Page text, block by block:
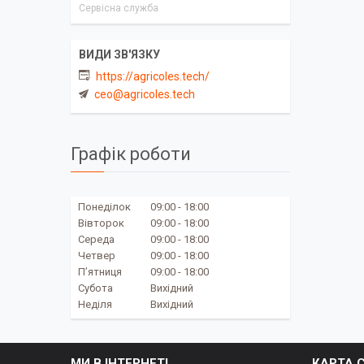
Сервісна служба
https://agricoles.tech/
ceo@agricoles.tech
Графік роботи
Понеділок 09:00
18:00
Вівторок
09:00
18:00
Середа
09:00
18:00
Четвер
09:00
18:00
Пʼятниця
09:00
18:00
Субота
Вихідний
Неділя
Вихідний